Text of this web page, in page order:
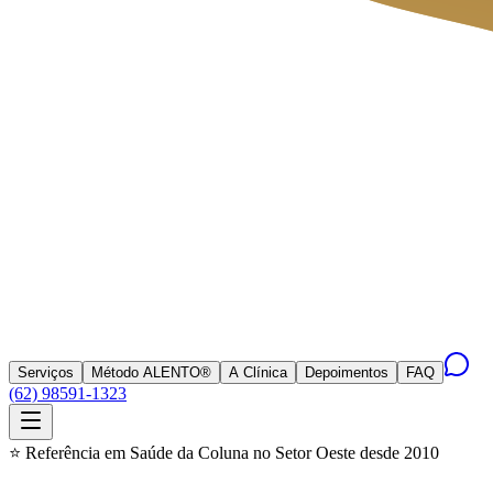
Serviços Método ALENTO® A Clínica Depoimentos FAQ
(62) 98591-1323
⭐ Referência em Saúde da Coluna no Setor Oeste desde 2010